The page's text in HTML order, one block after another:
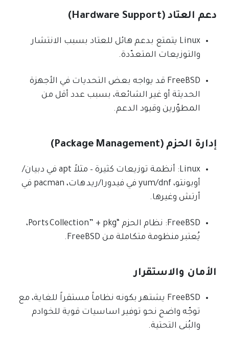
دعم العتاد (Hardware Support)
Linux يتمتع بدعم هائل للعتاد بسبب الانتشار
والتوزيعات المتعدّدة.
FreeBSD قد يواجه بعض التحديات في الأجهزة
الحديثة أو غير الشائعة، بسبب عدد أقل من
المطوّرين وقيود الدعم.
إدارة الحزم (Package Management)
Linux: أنظمة توزيعات كثيرة – مثلاً apt في دبيان/
أوبونتو، yum/dnf في فيدورا/ريد هات، pacman في
أرتش وغيرها.
FreeBSD: نظام الحزم “Ports Collection” + pkg،
يُعتبر منظومة متكاملة من FreeBSD.
الأمان والاستقرار
FreeBSD يشتهر بكونه نظاماً مستقراً للغاية، مع
توجّه واضح نحو توفير اساسيات قوية للخوادم
والبُنى التحتية.